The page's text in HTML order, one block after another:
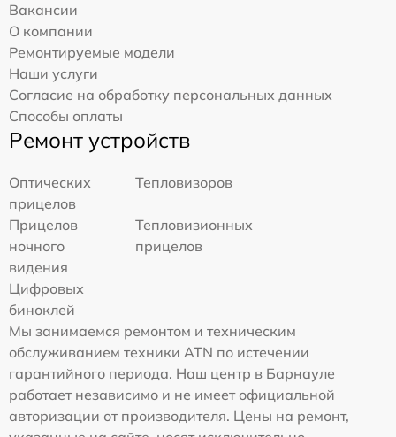
Вакансии
О компании
Ремонтируемые модели
Наши услуги
Согласие на обработку персональных данных
Способы оплаты
Ремонт устройств
Оптических
прицелов
Тепловизоров
Прицелов
ночного
видения
Тепловизионных
прицелов
Цифровых
биноклей
Мы занимаемся ремонтом и техническим
обслуживанием техники ATN по истечении
гарантийного периода. Наш центр в Барнауле
работает независимо и не имеет официальной
авторизации от производителя. Цены на ремонт,